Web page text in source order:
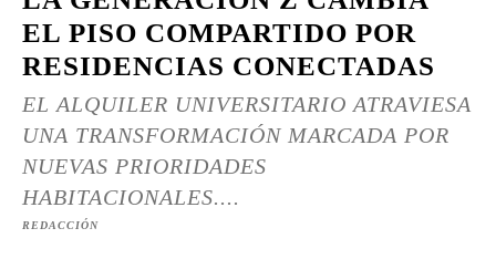
EL PISO COMPARTIDO POR
RESIDENCIAS CONECTADAS
EL ALQUILER UNIVERSITARIO ATRAVIESA
UNA TRANSFORMACIÓN MARCADA POR
NUEVAS PRIORIDADES
HABITACIONALES....
REDACCIÓN